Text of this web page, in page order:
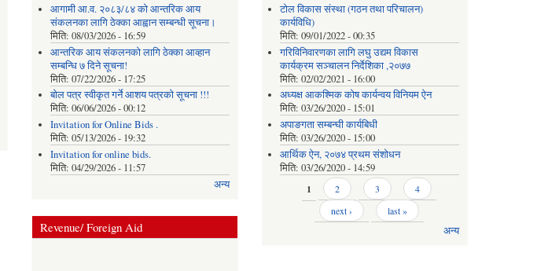
आगामी आ.व. २०८३/८४ को आन्तरिक आय
संकलनका लागि ठेक्का आह्वान सम्बन्धी सूचना।
मिति: 08/03/2026 - 16:59
आन्तरिक आय संकलनको लागि ठेक्‍का आव्हान
सम्बन्धि ७ दिने सूचना!
मिति: 07/22/2026 - 17:25
बोल पत्र स्वीकृत गर्ने आशय पत्रको सूचना !!!
मिति: 06/06/2026 - 00:12
Invitation for Online Bids .
मिति: 05/13/2026 - 19:32
Invitation for online bids.
मिति: 04/29/2026 - 11:57
अन्य
Revenue/ Foreign Aid
टोल विकास संस्था (गठन तथा परिचालन)
कार्यविधि)
मिति:09/01/2022 - 00:35
गरिविनिवारणका लागि लघु उद्यम विकास
कार्यक्रम सञ्चालन निर्देशिका ,२०७७
मिति:02/02/2021 - 16:00
अध्यक्ष आकश्मिक कोष कार्यन्वय विनियम ऐन
मिति:03/26/2020 - 15:01
अपाङगता सम्बन्घी कार्यबिधी
मिति:03/26/2020 - 15:00
आर्थिक ऐन, २०७४ प्रथम संशोधन
मिति:03/26/2020 - 14:59
1 2 3
4
next ›
last »
अन्य